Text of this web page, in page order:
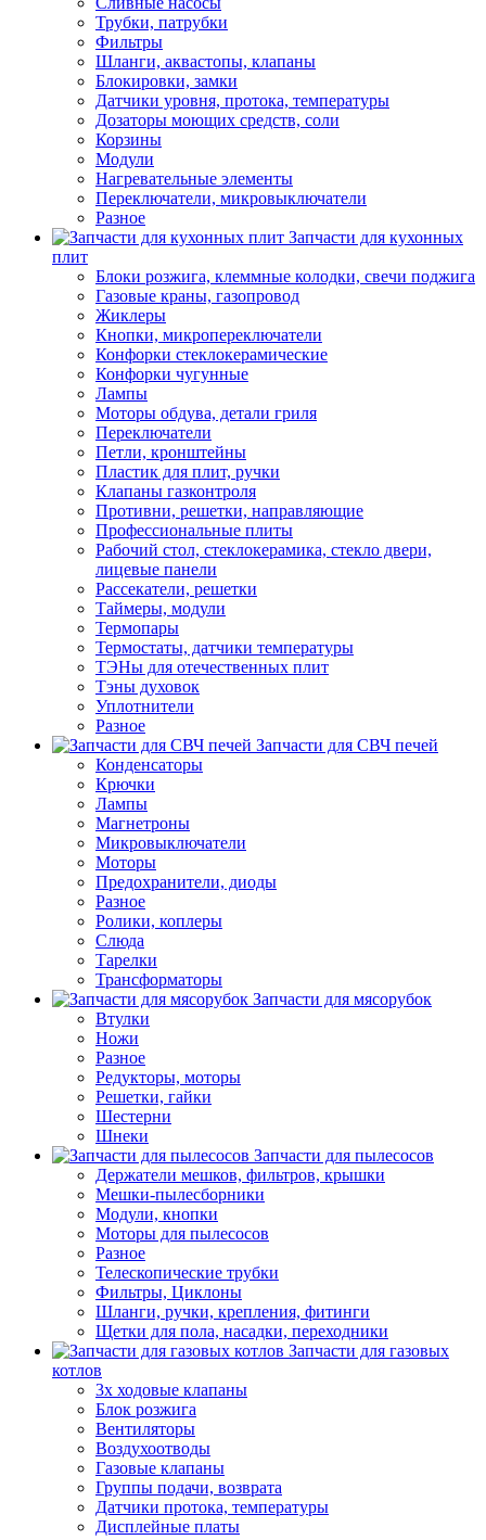
Трубки, патрубки
Фильтры
Шланги, аквастопы, клапаны
Блокировки, замки
Датчики уровня, протока, температуры
Дозаторы моющих средств, соли
Корзины
Модули
Нагревательные элементы
Переключатели, микровыключатели
Разное
Запчасти для кухонных
плит
Блоки розжига, клеммные колодки, свечи поджига
Газовые краны, газопровод
Жиклеры
Кнопки, микропереключатели
Конфорки стеклокерамические
Конфорки чугунные
Лампы
Моторы обдува, детали гриля
Переключатели
Петли, кронштейны
Пластик для плит, ручки
Клапаны газконтроля
Противни, решетки, направляющие
Профессиональные плиты
Рабочий стол, стеклокерамика, стекло двери,
лицевые панели
Рассекатели, решетки
Таймеры, модули
Термопары
Термостаты, датчики температуры
ТЭНы для отечественных плит
Тэны духовок
Уплотнители
Разное
Запчасти для СВЧ печей
Конденсаторы
Крючки
Лампы
Магнетроны
Микровыключатели
Моторы
Предохранители, диоды
Разное
Ролики, коплеры
Слюда
Тарелки
Трансформаторы
Запчасти для мясорубок
Втулки
Ножи
Разное
Редукторы, моторы
Решетки, гайки
Шестерни
Шнеки
Запчасти для пылесосов
Держатели мешков, фильтров, крышки
Мешки-пылесборники
Модули, кнопки
Моторы для пылесосов
Разное
Телескопические трубки
Фильтры, Циклоны
Шланги, ручки, крепления, фитинги
Щетки для пола, насадки, переходники
Запчасти для газовых
котлов
3х ходовые клапаны
Блок розжига
Вентиляторы
Воздухоотводы
Газовые клапаны
Группы подачи, возврата
Датчики протока, температуры
Дисплейные платы